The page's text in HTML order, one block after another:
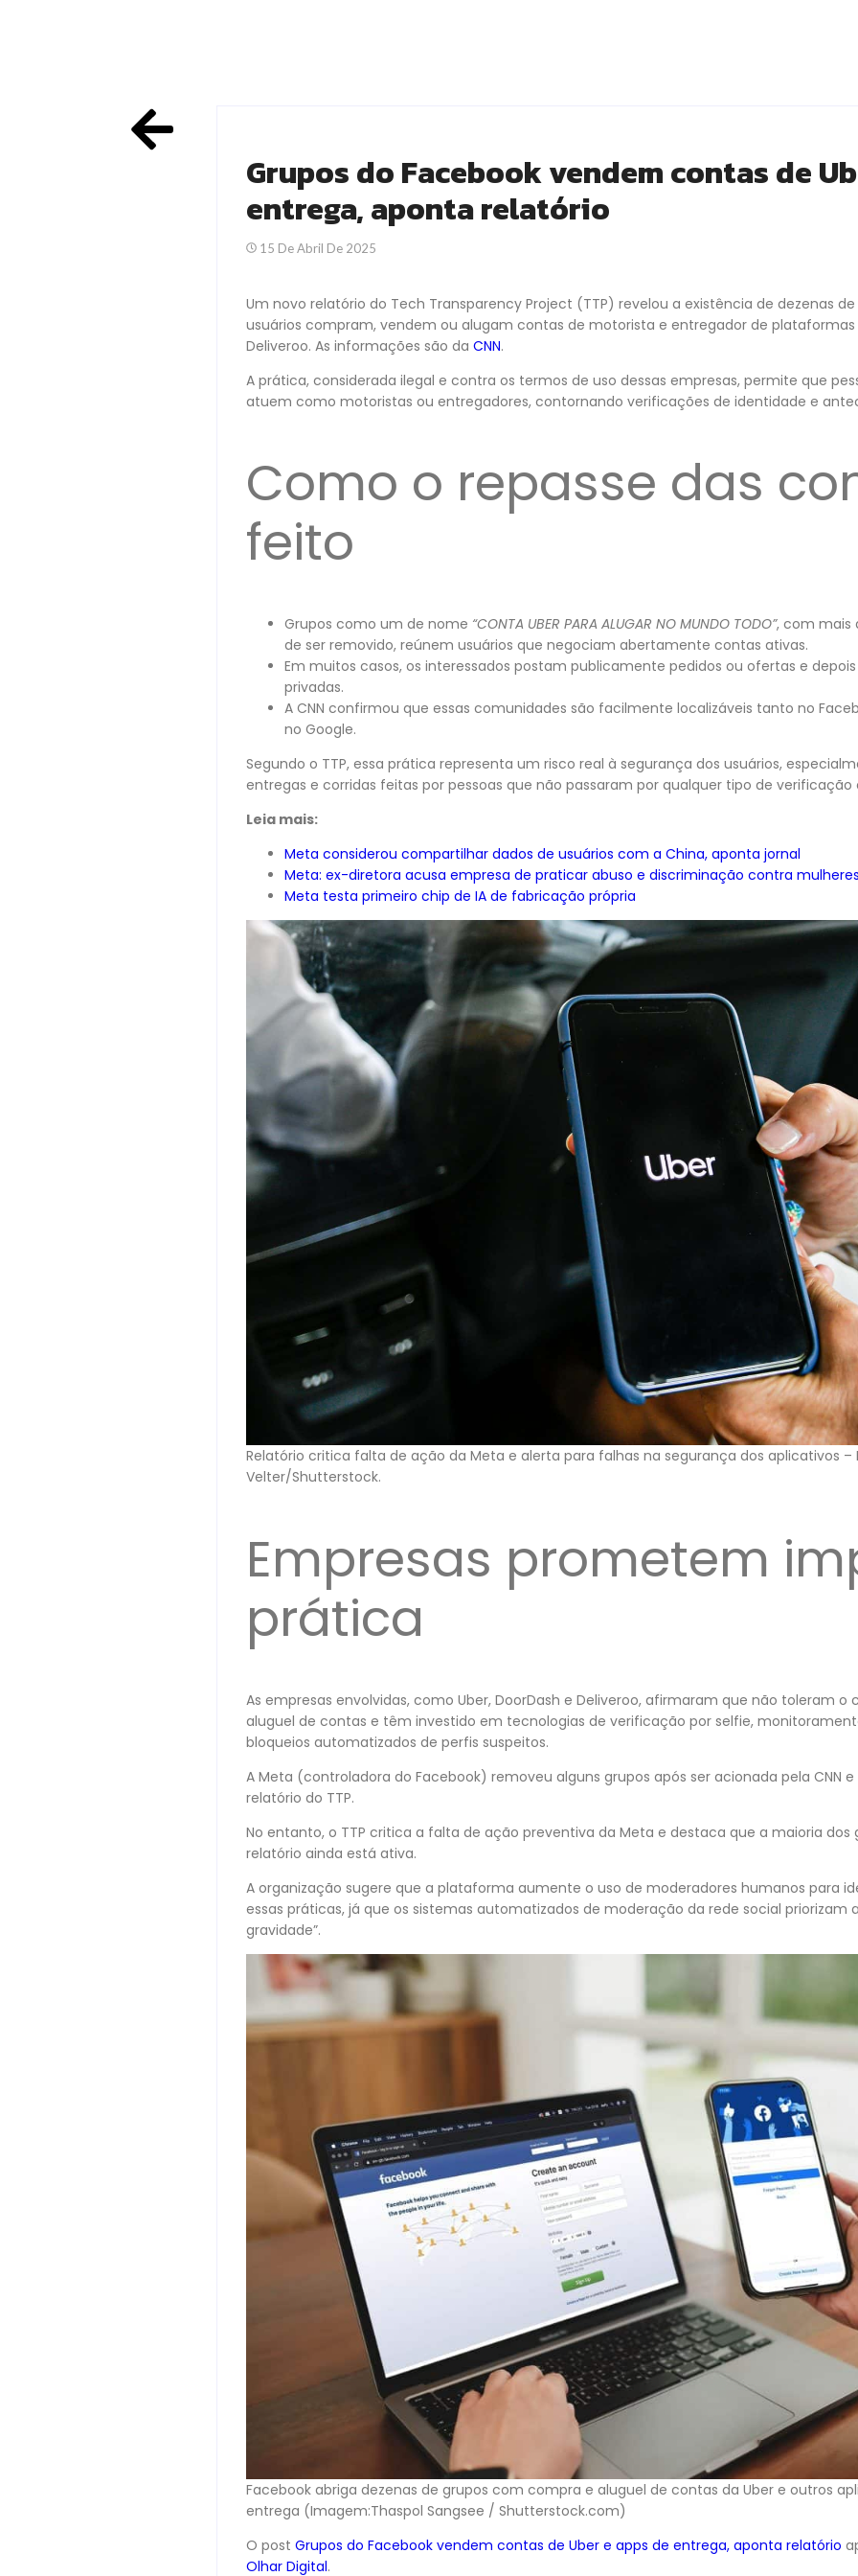
Grupos do Facebook vendem contas de
entrega, aponta relatório
15 De Abril De 2025
Um novo relatório do Tech Transparency Project (TTP) revelou a existência de dezenas
usuários compram, vendem ou alugam contas de motorista e entregador de plataformas
Deliveroo. As informações são da CNN.
A prática, considerada ilegal e contra os termos de uso dessas empresas, permite que
atuem como motoristas ou entregadores, contornando verificações de identidade e
Como o repasse das
feito
Grupos como um de nome “CONTA UBER PARA ALUGAR NO MUNDO TODO”, com mais
de ser removido, reúnem usuários que negociam abertamente contas ativas.
Em muitos casos, os interessados postam publicamente pedidos ou ofertas e
privadas.
A CNN confirmou que essas comunidades são facilmente localizáveis tanto no
no Google.
Segundo o TTP, essa prática representa um risco real à segurança dos usuários,
entregas e corridas feitas por pessoas que não passaram por qualquer tipo de verificação
Leia mais:
Meta considerou compartilhar dados de usuários com a China, aponta jornal
Meta: ex-diretora acusa empresa de praticar abuso e discriminação contra
Meta testa primeiro chip de IA de fabricação própria
Relatório critica falta de ação da Meta e alerta para falhas na segurança dos aplicativos –
Velter/Shutterstock.
Empresas prometem
prática
As empresas envolvidas, como Uber, DoorDash e Deliveroo, afirmaram que não toleram
aluguel de contas e têm investido em tecnologias de verificação por selfie,
bloqueios automatizados de perfis suspeitos.
A Meta (controladora do Facebook) removeu alguns grupos após ser acionada pela CNN
relatório do TTP.
No entanto, o TTP critica a falta de ação preventiva da Meta e destaca que a maioria dos
relatório ainda está ativa.
A organização sugere que a plataforma aumente o uso de moderadores humanos para
essas práticas, já que os sistemas automatizados de moderação da rede social priorizam
gravidade”.
Facebook abriga dezenas de grupos com compra e aluguel de contas da Uber e outros
entrega (Imagem:Thaspol Sangsee / Shutterstock.com)
O post Grupos do Facebook vendem contas de Uber e apps de entrega, aponta relatório
Olhar Digital.